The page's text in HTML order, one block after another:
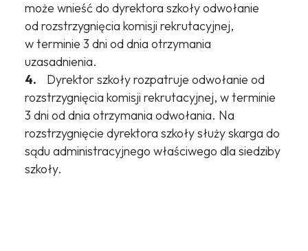
może wnieść do dyrektora szkoły odwołanie
od rozstrzygnięcia komisji rekrutacyjnej,
w terminie 3 dni od dnia otrzymania
uzasadnienia.
4.
Dyrektor szkoły rozpatruje odwołanie od
rozstrzygnięcia komisji rekrutacyjnej, w terminie
3 dni od dnia otrzymania odwołania. Na
rozstrzygnięcie dyrektora szkoły służy skarga do
sądu administracyjnego właściwego dla siedziby
szkoły.